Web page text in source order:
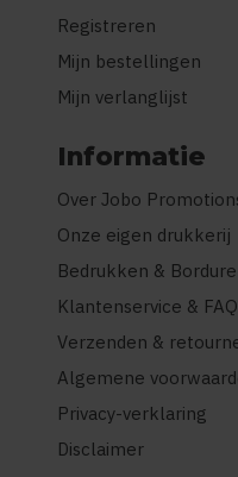
Registreren
Mijn bestellingen
Mijn verlanglijst
Informatie
Over Jobo
Onze eigen drukkerij
Bedrukken &
Klantenservice & FAQ
Verzenden &
Algemene
Privacy-verklaring
Disclaimer